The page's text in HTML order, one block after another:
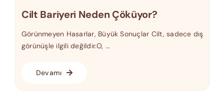
Cilt Bariyeri Neden Çöküyor?
Görünmeyen Hasarlar, Büyük Sonuçlar Cilt, sadece dış
görünüşle ilgili değildir.O, ...
Devamı